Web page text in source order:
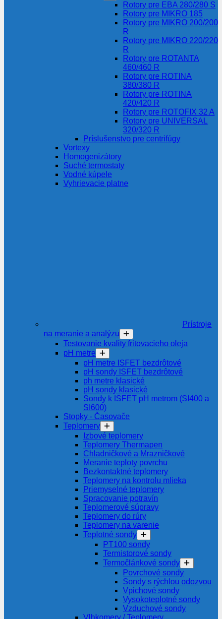
Rotory pre EBA 280/280 S
Rotory pre MIKRO 185
Rotory pre MIKRO 200/200
R
Rotory pre MIKRO 220/220
R
Rotory pre ROTANTA
460/460 R
Rotory pre ROTINA
380/380 R
Rotory pre ROTINA
420/420 R
Rotory pre ROTOFIX 32 A
Rotory pre UNIVERSAL
320/320 R
Príslušenstvo pre centrifúgy
Vortexy
Homogenizátory
Suché termostaty
Vodné kúpele
Vyhrievacie platne
Prístroje
na meranie a analýzu
Testovanie kvality fritovacieho oleja
pH metre
pH metre ISFET bezdrôtové
pH sondy ISFET bezdrôtové
ph metre klasické
pH sondy klasické
Sondy k ISFET pH metrom (SI400 a
SI600)
Stopky - Časovače
Teplomery
Izbové teplomery
Teplomery Thermapen
Chladničkové a Mrazničkové
Meranie teploty povrchu
Bezkontaktné teplomery
Teplomery na kontrolu mlieka
Priemyselné teplomery
Spracovanie potravín
Teplomerové súpravy
Teplomery do rúry
Teplomery na varenie
Teplotné sondy
PT100 sondy
Termistorové sondy
Termočlánkové sondy
Povrchové sondy
Sondy s rýchlou odozvou
Vpichové sondy
Vysokoteplotné sondy
Vzduchové sondy
Vlhkomery / Teplomery